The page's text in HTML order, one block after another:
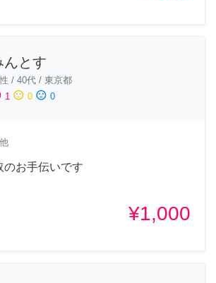
んとす
/ 40代 / 東京都
1 sentiment_neutral 0 sentiment_dissatisfied 0
のお手伝いです
¥1,000